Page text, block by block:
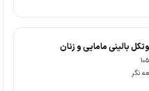
بالینی مامایی و زنان
نگر